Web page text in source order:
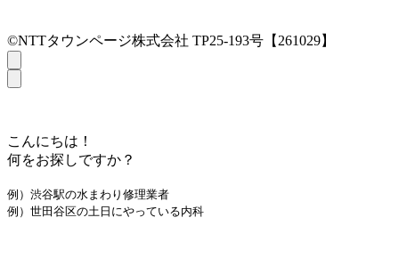
©NTTタウンページ株式会社 TP25-193号【261029】
こんにちは！
何をお探しですか？
例）渋谷駅の水まわり修理業者
例）世田谷区の土日にやっている内科